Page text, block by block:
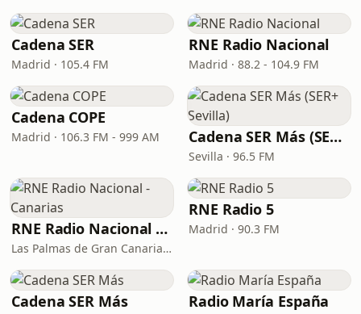
Cadena SER
Madrid · 105.4 FM
RNE Radio Nacional
Madrid · 88.2 - 104.9 FM
Cadena COPE
Madrid · 106.3 FM - 999 AM Cadena SER Más (SER+ Sevilla)
Sevilla · 96.5 FM
RNE Radio Nacional - Canarias
Las Palmas de Gran Canaria · 92.8 FM
RNE Radio 5
Madrid · 90.3 FM
Cadena SER Más Radio María España